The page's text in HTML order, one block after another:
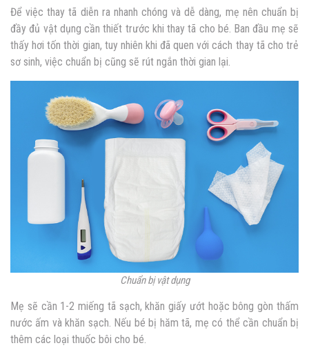
Để việc thay tã diễn ra nhanh chóng và dễ dàng, mẹ nên chuẩn bị
đầy đủ vật dụng cần thiết trước khi thay tã cho bé. Ban đầu mẹ sẽ
thấy hơi tốn thời gian, tuy nhiên khi đã quen với cách thay tã cho trẻ
sơ sinh, việc chuẩn bị cũng sẽ rút ngắn thời gian lại.
Chuẩn bị vật dụng
Mẹ sẽ cần 1-2 miếng tã sạch, khăn giấy ướt hoặc bông gòn thấm
nước ấm và khăn sạch. Nếu bé bị hăm tã, mẹ có thể cần chuẩn bị
thêm các loại thuốc bôi cho bé.